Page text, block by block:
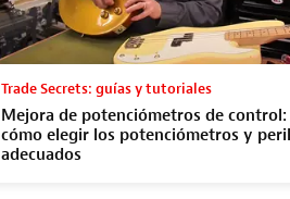
Trade Secrets: guías y tutoriales
Mejora de potenciómetros de control:
cómo elegir los potenciómetros y
adecuados